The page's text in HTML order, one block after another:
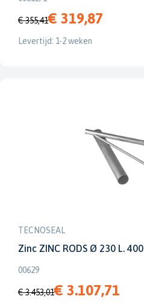
€ 355,41€ 319,87
Levertijd: 1-2 weken
TECNOSEAL
Zinc ZINC RODS Ø 230 L. 400
00629
€ 3.453,01€ 3.107,71